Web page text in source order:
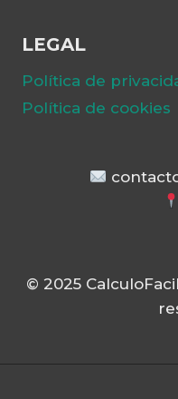
LEGAL
Política de
Política de cookies
© 2025